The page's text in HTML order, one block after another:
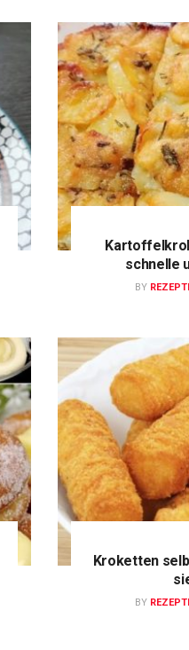
schnelle
BY
Kroketten
BY